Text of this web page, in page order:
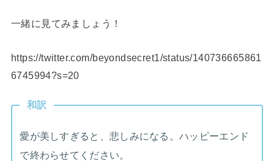
一緒に見てみましょう！
https://twitter.com/beyondsecret1/status/140736665861
6745994?s=20
和訳
愛が美しすぎると、悲しみになる。ハッピーエンド
で終わらせてください。